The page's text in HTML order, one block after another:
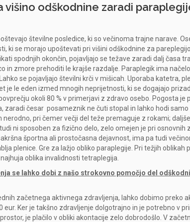
višino odškodnine zaradi
številne posledice, ki so večinoma trajne narave.
ki se morajo upoštevati pri višini odškodnine za
spodnjih okončin, pojavljajo se težave zaradi dalj časa
in zmore prehoditi le krajše razdalje. Paraplegik ima
se pojavljajo številni krči v mišicah. Uporaba katetra,
je le eden izmed mnogih neprijetnosti, ki se dogajajo
okoli 80 % v primerjavi z zdravo osebo. Pogosta je
zaradi česar posameznik ne čuti stopal in lahko hodi
nerodno, pri čemer večji del teže premaguje z rokami;
ni sposoben za fizično delo, zelo omejen je pri osnovnih
športna ali prostočasna dejavnost, ima pa tudi
plenice. Gre za lažjo obliko paraplegije. Pri težjih oblikah
oblika invalidnosti tetraplegija.
se lahko dobi z našo strokovno pomočjo del
začetnega aktivnega zdravljenja, lahko dobimo preko
eur. Ker je takšno zdravljenje dolgotrajno in je potrebno v
je plačilo v obliki akontacije zelo dobrodošlo. V